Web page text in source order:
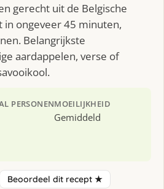
gerecht uit de Belgische
in ongeveer 45 minuten,
Belangrijkste
aardappelen, verse of
PERSONENMOEILIJKHEID
Gemiddeld
Beoordeel dit recept ★